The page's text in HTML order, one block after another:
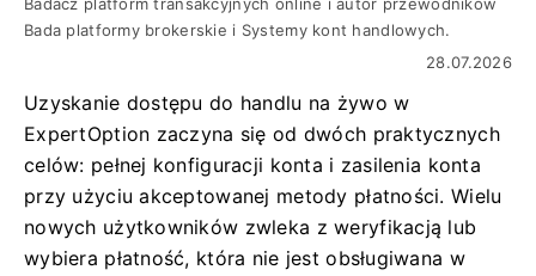
Bada platformy brokerskie i Systemy kont handlowych.
28.07.2026
Uzyskanie dostępu do handlu na żywo w
ExpertOption zaczyna się od dwóch praktycznych
celów: pełnej konfiguracji konta i zasilenia konta
przy użyciu akceptowanej metody płatności. Wielu
nowych użytkowników zwleka z weryfikacją lub
wybiera płatność, która nie jest obsługiwana w